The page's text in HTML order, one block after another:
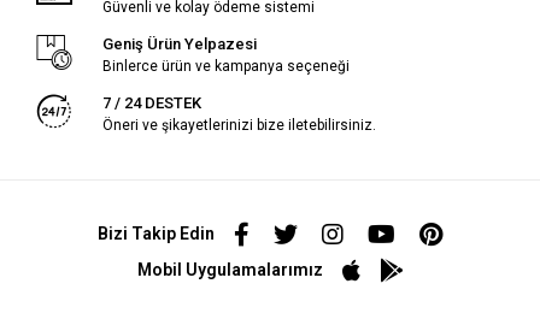
Güvenli ve kolay ödeme sistemi
Geniş Ürün Yelpazesi
Binlerce ürün ve kampanya seçeneği
7 / 24 DESTEK
Öneri ve şikayetlerinizi bize iletebilirsiniz.
Bizi Takip Edin
Mobil Uygulamalarımız